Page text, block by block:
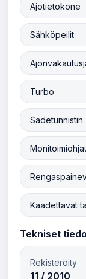
Ajotietokone
Sähköpeilit
Turbo
Sadetunnistin
Kaadettavat
Tekniset
Rekisteröity
11 / 2010